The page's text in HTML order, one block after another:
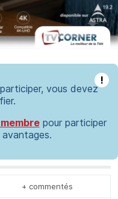
!
vous devez
pour participer
+ commentés